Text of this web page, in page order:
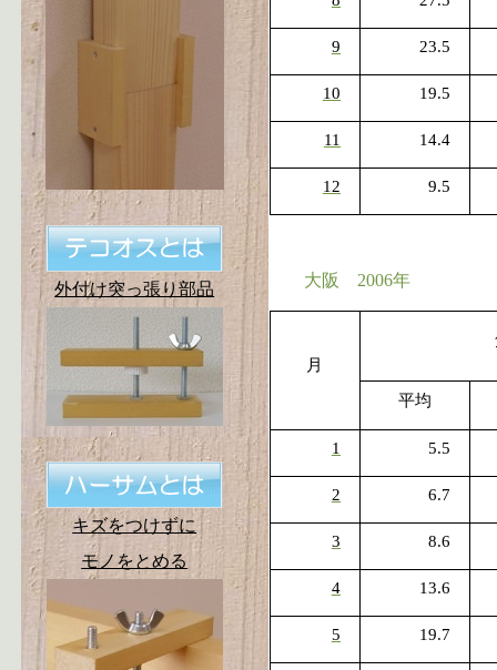
9 23.5
10 19.5
11 14.4
12 9.5
大阪 2006年
月
平均
1 5.5
2 6.7
3 8.6
4 13.6
5 19.7
外付け突っ張り部品
キズをつけずに
モノをとめる